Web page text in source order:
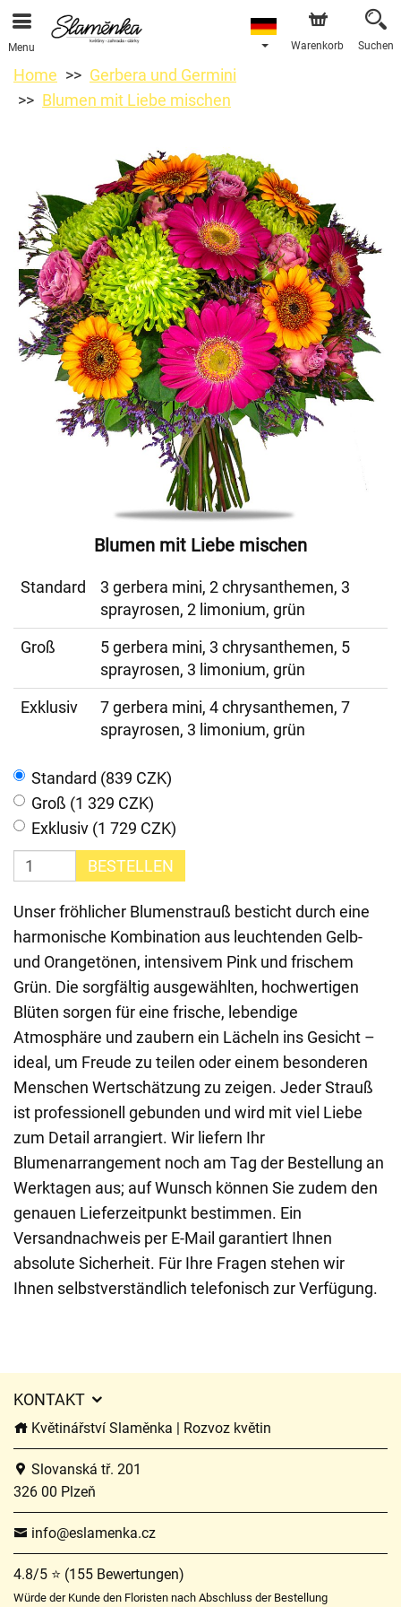
Menu Warenkorb Suchen
Home
Gerbera und Germini
Blumen mit Liebe mischen
Blumen mit Liebe mischen
Standard
3 gerbera mini, 2 chrysanthemen, 3
sprayrosen, 2 limonium, grün
Groß
5 gerbera mini, 3 chrysanthemen, 5
sprayrosen, 3 limonium, grün
Exklusiv
7 gerbera mini, 4 chrysanthemen, 7
sprayrosen, 3 limonium, grün
Standard (839 CZK)
Groß (1 329 CZK)
Exklusiv (1 729 CZK)
BESTELLEN
Unser fröhlicher Blumenstrauß besticht durch eine
harmonische Kombination aus leuchtenden Gelb-
und Orangetönen, intensivem Pink und frischem
Grün. Die sorgfältig ausgewählten, hochwertigen
Blüten sorgen für eine frische, lebendige
Atmosphäre und zaubern ein Lächeln ins Gesicht –
ideal, um Freude zu teilen oder einem besonderen
Menschen Wertschätzung zu zeigen. Jeder Strauß
ist professionell gebunden und wird mit viel Liebe
zum Detail arrangiert. Wir liefern Ihr
Blumenarrangement noch am Tag der Bestellung an
Werktagen aus; auf Wunsch können Sie zudem den
genauen Lieferzeitpunkt bestimmen. Ein
Versandnachweis per E-Mail garantiert Ihnen
absolute Sicherheit. Für Ihre Fragen stehen wir
Ihnen selbstverständlich telefonisch zur Verfügung.
KONTAKT
Květinářství Slaměnka | Rozvoz květin
Slovanská tř. 201
326 00 Plzeň
info@eslamenka.cz
4.8/5 ⭐ (155 Bewertungen)
Würde der Kunde den Floristen nach Abschluss der Bestellung